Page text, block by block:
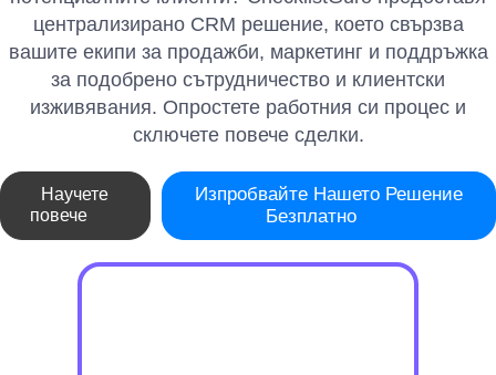
централизирано CRM решение, което свързва
вашите екипи за продажби, маркетинг и поддръжка
за подобрено сътрудничество и клиентски
изживявания. Опростете работния си процес и
сключете повече сделки.
Научете
повече
Изпробвайте Нашето Решение
Безплатно